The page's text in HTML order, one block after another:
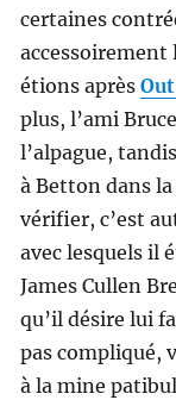
certaines
accessoirement
étions après
plus, l’ami
l’alpague,
à Betton dans
vérifier, c’est
avec lesquels il
James Cullen
qu’il désire lui
pas compliqué,
à la mine